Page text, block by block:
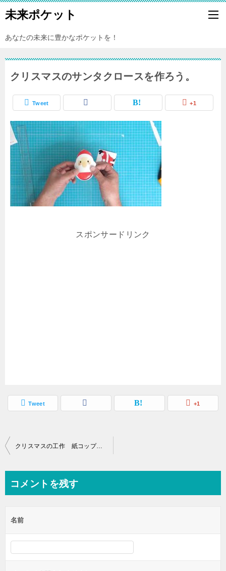
未来ポケット
あなたの未来に豊かなポケットを！
クリスマスのサンタクロースを作ろう。
Tweet +1
スポンサードリンク
Tweet +1
投
ビ
ー
シ
クリスマスの工作 紙コップで作るサンタクロースの型紙無料ダウンロード
コメントを残す
名前